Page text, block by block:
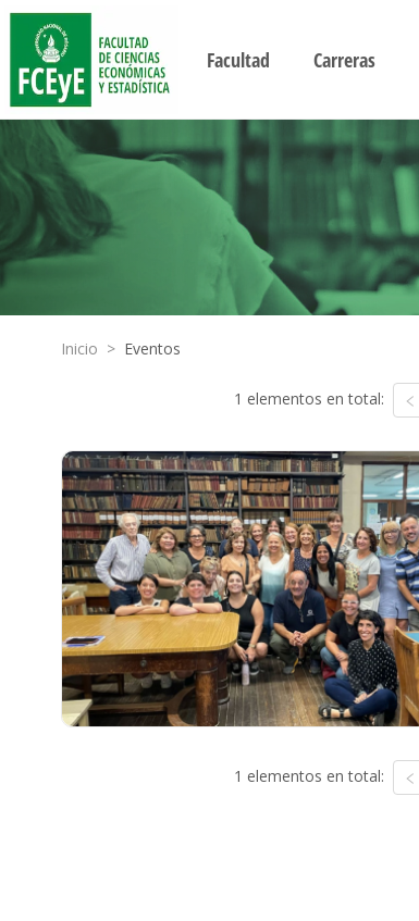
Facultad Carreras
Inicio > Eventos
1 elementos en total:
1 elementos en total: